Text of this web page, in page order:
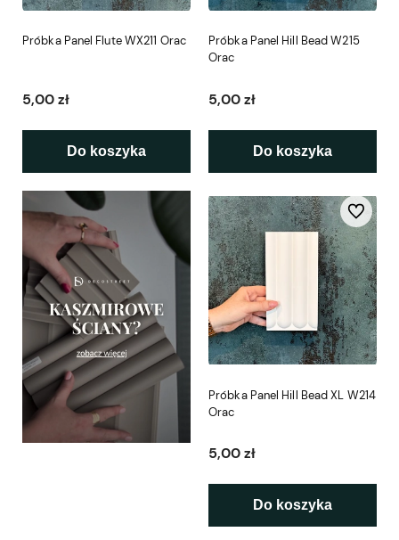
Próbka Panel Flute WX211 Orac
5,00 zł
Do koszyka
Próbka Panel Hill Bead W215
Orac
5,00 zł
Do koszyka
Próbka Panel Hill Bead XL W214
Orac
5,00 zł
Do koszyka
Do